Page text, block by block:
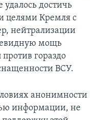
достичь
целями Кремля с
нейтрализации
мощь
гораздо
ВСУ.
анонимности
информации, не